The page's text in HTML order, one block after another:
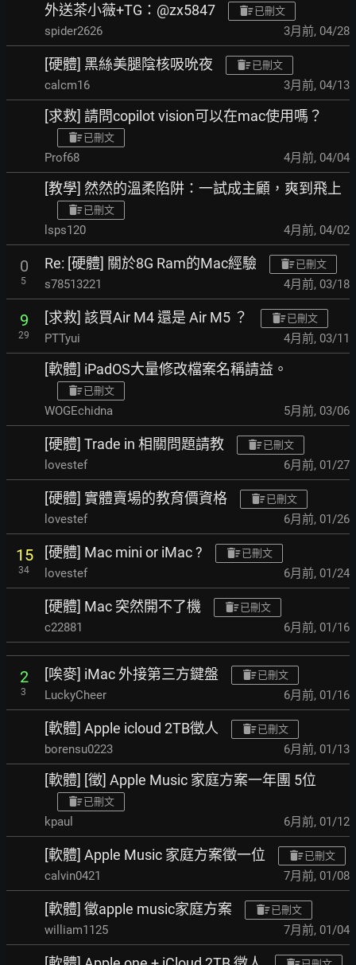
外送茶小薇+TG：@zx5847 已刪文
spider2626 3月前, 04/28
[硬體] 黑絲美腿陰核吸吮夜 已刪文
calcm16 3月前, 04/13
[求救] 請問copilot vision可以在mac使用嗎？
已刪文
Prof68 4月前, 04/04
[教學] 然然的溫柔陷阱：一試成主顧，爽到飛上
已刪文
lsps120 4月前, 04/02
0
5
Re: [硬體] 關於8G Ram的Mac經驗 已刪文
s78513221 4月前, 03/18
9
29
[求救] 該買Air M4 還是 Air M5 ？ 已刪文
PTTyui 4月前, 03/11
[軟體] iPadOS大量修改檔案名稱請益。
已刪文
WOGEchidna 5月前, 03/06
[硬體] Trade in 相關問題請教 已刪文
lovestef 6月前, 01/27
[硬體] 實體賣場的教育價資格 已刪文
lovestef 6月前, 01/26
15
34
[硬體] Mac mini or iMac ? 已刪文
lovestef 6月前, 01/24
[硬體] Mac 突然開不了機 已刪文
c22881 6月前, 01/16
2
3
[唉麥] iMac 外接第三方鍵盤 已刪文
LuckyCheer 6月前, 01/16
[軟體] Apple icloud 2TB徵人 已刪文
borensu0223 6月前, 01/13
[軟體] [徵] Apple Music 家庭方案一年團 5位
已刪文
kpaul 6月前, 01/12
[軟體] Apple Music 家庭方案徵一位 已刪文
calvin0421 7月前, 01/08
[軟體] 徵apple music家庭方案 已刪文
william1125 7月前, 01/04